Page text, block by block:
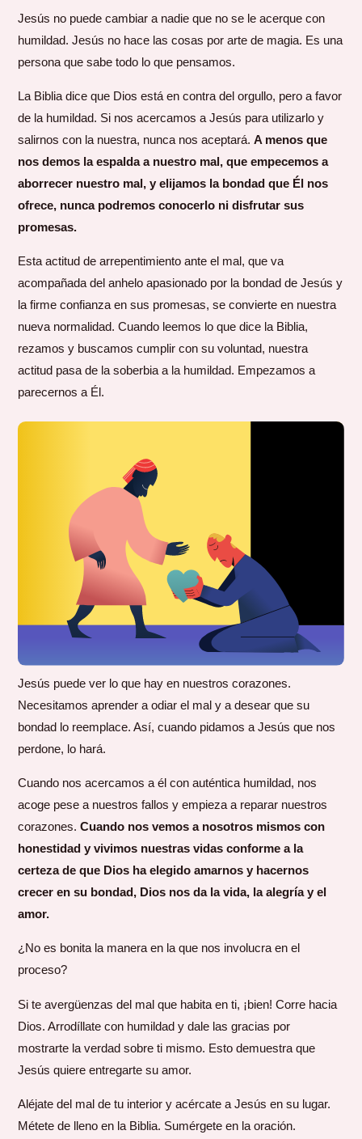
Jesús no puede cambiar a nadie que no se le acerque con
humildad. Jesús no hace las cosas por arte de magia. Es una
persona que sabe todo lo que pensamos.
La Biblia dice que Dios está en contra del orgullo, pero a favor
de la humildad. Si nos acercamos a Jesús para utilizarlo y
salirnos con la nuestra, nunca nos aceptará.A menos que
nos demos la espalda a nuestro mal, que empecemos a
aborrecer nuestro mal, y elijamos la bondad que Él nos
ofrece, nunca podremos conocerlo ni disfrutar sus
promesas.
Esta actitud de arrepentimiento ante el mal, que va
acompañada del anhelo apasionado por la bondad de Jesús y
la firme confianza en sus promesas, se convierte en nuestra
nueva normalidad. Cuando leemos lo que dice la Biblia,
rezamos y buscamos cumplir con su voluntad, nuestra
actitud pasa de la soberbia a la humildad. Empezamos a
parecernos a Él.
Jesús puede ver lo que hay en nuestros corazones.
Necesitamos aprender a odiar el mal y a desear que su
bondad lo reemplace. Así, cuando pidamos a Jesús que nos
perdone, lo hará.
Cuando nos acercamos a él con auténtica humildad, nos
acoge pese a nuestros fallos y empieza a reparar nuestros
corazones.Cuando nos vemos a nosotros mismos con
honestidad y vivimos nuestras vidas conforme a la
certeza de que Dios ha elegido amarnos y hacernos
crecer en su bondad, Dios nos da la vida, la alegría y el
amor.
¿No es bonita la manera en la que nos involucra en el
proceso?
Si te avergüenzas del mal que habita en ti, ¡bien! Corre hacia
Dios. Arrodíllate con humildad y dale las gracias por
mostrarte la verdad sobre ti mismo. Esto demuestra que
Jesús quiere entregarte su amor.
Aléjate del mal de tu interior y acércate a Jesús en su lugar.
Métete de lleno en la Biblia. Sumérgete en la oración.